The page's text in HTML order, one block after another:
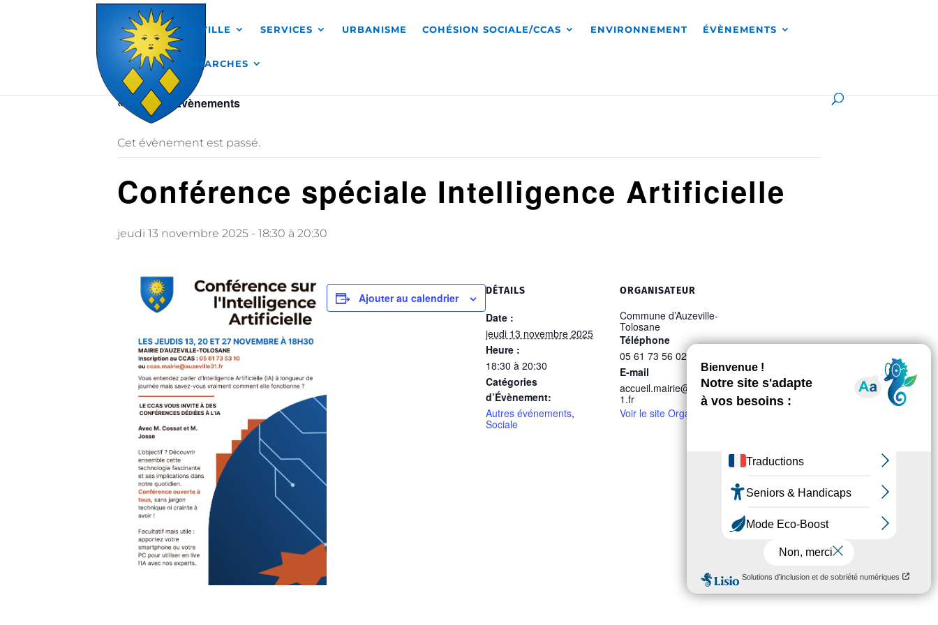
MA VILLE SERVICES URBANISME COHÉSION SOCIALE/CCAS ENVIRONNEMENT ÉVÈNEMENTS
DÉMARCHES
« Tous les Évènements
Cet évènement est passé.
Conférence spéciale Intelligence Artificielle
jeudi 13 novembre 2025 - 18:30 à 20:30
Ajouter au calendrier
DÉTAILS
Date :
jeudi 13 novembre 2025
Heure :
18:30 à 20:30
Catégories
d’Évènement:
Autres événements,
Sociale
ORGANISATEUR
Commune d’Auzeville-
Tolosane
Téléphone
05 61 73 56 02
E-mail
accueil.mairie@auzeville3
1.fr
Voir le site Organisateur